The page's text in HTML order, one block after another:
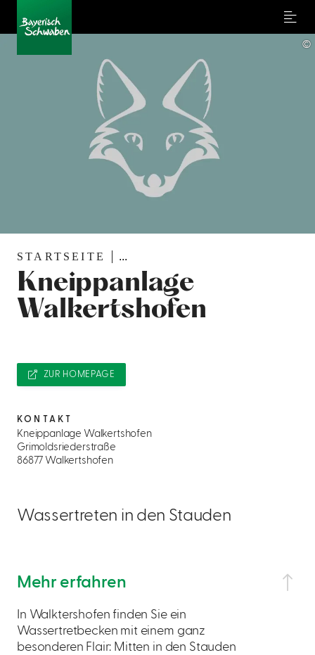
Menu
STARTSEITE ...
Kneippanlage
Walkertshofen
©
Wassertreten in den Stauden
Mehr erfahren
In Walktershofen finden Sie ein
Wassertretbecken mit einem ganz
besonderen Flair: Mitten in den Stauden
ZUR HOMEPAGE
KONTAKT
Kneippanlage Walkertshofen
Grimoldsriederstraße
86877 Walkertshofen